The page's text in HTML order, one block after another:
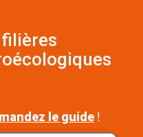
le guide !